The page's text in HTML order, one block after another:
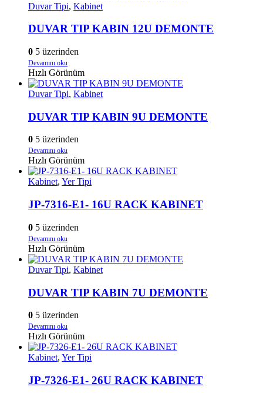
Duvar Tipi, Kabinet
DUVAR TIP KABIN 12U DEMONTE
0 5 üzerinden
Devamını oku
Hızlı Görünüm
Duvar Tipi, Kabinet
DUVAR TIP KABIN 9U DEMONTE
0 5 üzerinden
Devamını oku
Hızlı Görünüm
Kabinet, Yer Tipi
JP-7316-E1- 16U RACK KABINET
0 5 üzerinden
Devamını oku
Hızlı Görünüm
Duvar Tipi, Kabinet
DUVAR TIP KABIN 7U DEMONTE
0 5 üzerinden
Devamını oku
Hızlı Görünüm
Kabinet, Yer Tipi
JP-7326-E1- 26U RACK KABINET